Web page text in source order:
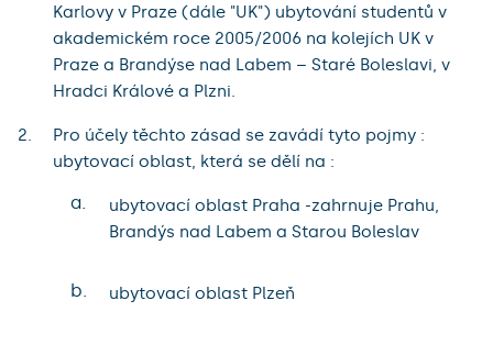
Karlovy v Praze (dále "UK") ubytování studentů v
akademickém roce 2005/2006 na kolejích UK v
Praze a Brandýse nad Labem – Staré Boleslavi, v
Hradci Králové a Plzni.
Pro účely těchto zásad se zavádí tyto pojmy :
ubytovací oblast, která se dělí na :
a.
ubytovací oblast Praha -zahrnuje Prahu,
Brandýs nad Labem a Starou Boleslav
b. ubytovací oblast Plzeň